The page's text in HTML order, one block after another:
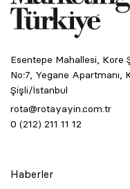
Esentepe Mahallesi, Kore
No:7, Yegane Apartmanı,
Şişli/İstanbul
rota@rotayayin.com.tr
0 (212) 211 11 12
Haberler